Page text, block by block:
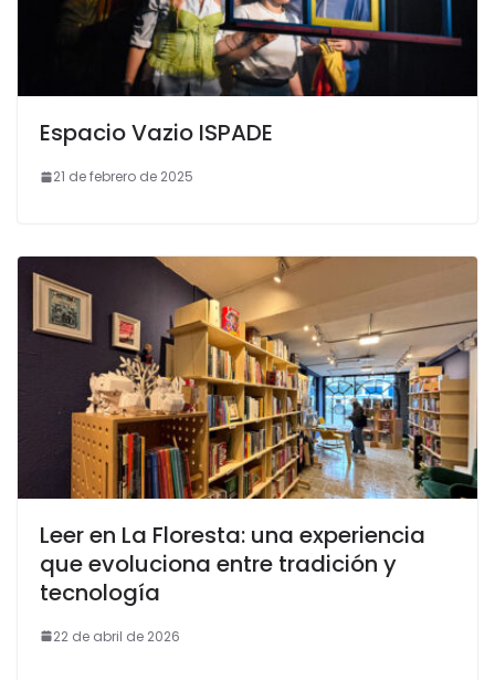
Espacio Vazio ISPADE
21 de febrero de 2025
Leer en La Floresta: una experiencia
que evoluciona entre tradición y
tecnología
22 de abril de 2026